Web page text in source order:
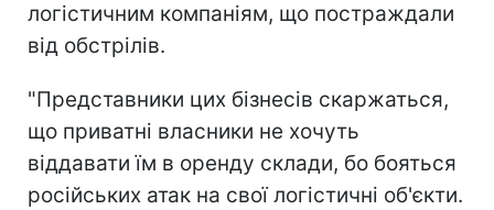
логістичним компаніям, що постраждали
від обстрілів.
"Представники цих бізнесів скаржаться,
що приватні власники не хочуть
віддавати їм в оренду склади, бо бояться
російських атак на свої логістичні об'єкти.